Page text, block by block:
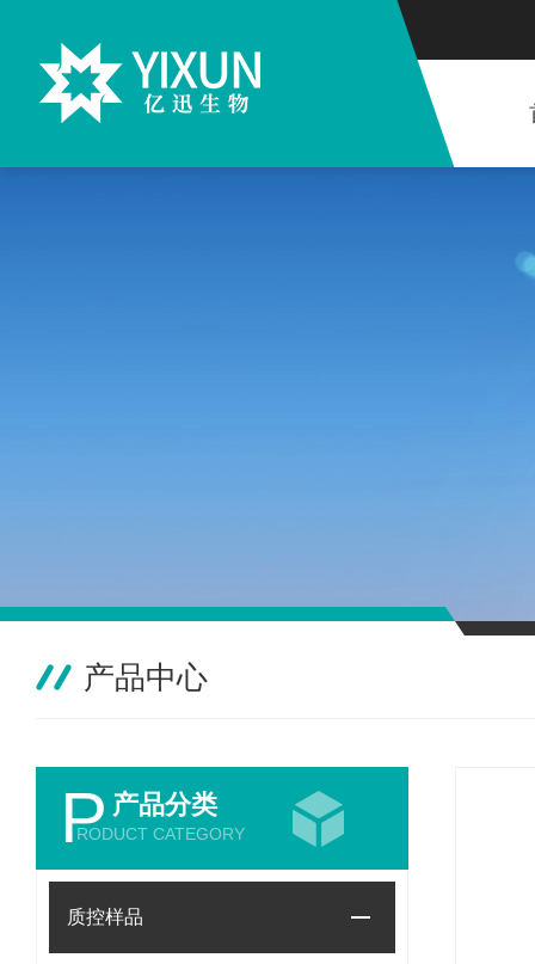
产品中心
P 产品分类
RODUCT CATEGORY
质控样品